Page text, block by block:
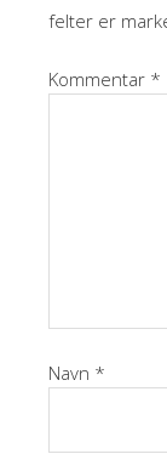
felter er
Kommentar *
Navn *